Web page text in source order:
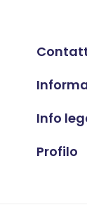
Info
Profilo